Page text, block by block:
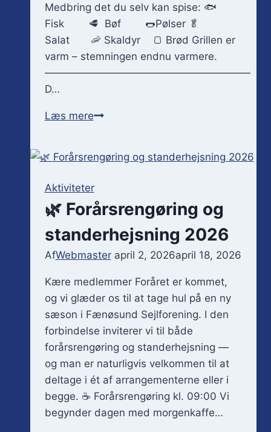
Medbring det du selv kan spise: 🐟
Fisk 🥩 Bøf 🌭Pølser 🥬
Salat 🦐 Skaldyr 🍞 Brød Grillen er
varm – stemningen endnu varmere.
————————————————————
D…
Læs mereSANKT
FÆNØSUND
Aktiviteter
🌿 Forårsrengøring og
standerhejsning 2026
AfWebmaster april 2, 2026april 18, 2026
Kære medlemmer Foråret er kommet,
og vi glæder os til at tage hul på en ny
sæson i Fænøsund Sejlforening. I den
forbindelse inviterer vi til både
forårsrengøring og standerhejsning —
og man er naturligvis velkommen til at
deltage i ét af arrangementerne eller i
begge. ☕️ Forårsrengøring kl. 09:00 Vi
begynder dagen med morgenkaffe…